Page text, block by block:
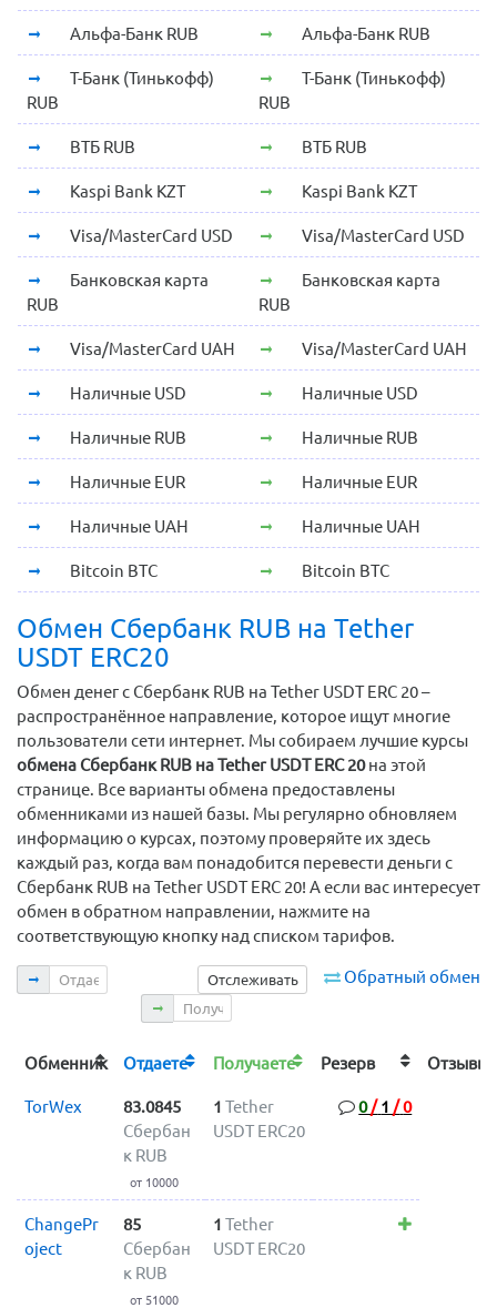
Альфа-Банк RUB Альфа-Банк RUB
Т-Банк (Тинькофф)
RUB
Т-Банк (Тинькофф)
RUB
ВТБ RUB ВТБ RUB
Kaspi Bank KZT Kaspi Bank KZT
Visa/MasterCard USD Visa/MasterCard USD
Банковская карта
RUB
Банковская карта
RUB
Visa/MasterCard UAH Visa/MasterCard UAH
Наличные USD Наличные USD
Наличные RUB Наличные RUB
Наличные EUR Наличные EUR
Наличные UAH Наличные UAH
Bitcoin BTC Bitcoin BTC
Обмен Сбербанк RUB на Tether
USDT ERC20
Обмен денег с Сбербанк RUB на Tether USDT ERC 20 –
распространённое направление, которое ищут многие
пользователи сети интернет. Мы собираем лучшие курсы
обмена Сбербанк RUB на Tether USDT ERC 20на этой
странице. Все варианты обмена предоставлены
обменниками из нашей базы. Мы регулярно обновляем
информацию о курсах, поэтому проверяйте их здесь
каждый раз, когда вам понадобится перевести деньги с
Сбербанк RUB на Tether USDT ERC 20! А если вас интересует
обмен в обратном направлении, нажмите на
соответствующую кнопку над списком тарифов.
Обратный обмен
Отслеживать
Отдаете
Получаете
Обменник Отдаете Получаете Резерв
TorWex
83.0845
Сбербан
к RUB
от 10000
1 Tether
USDT ERC20
0/ 1 /0
ChangePr
oject
85
Сбербан
к RUB
от 51000
1 Tether
USDT ERC20